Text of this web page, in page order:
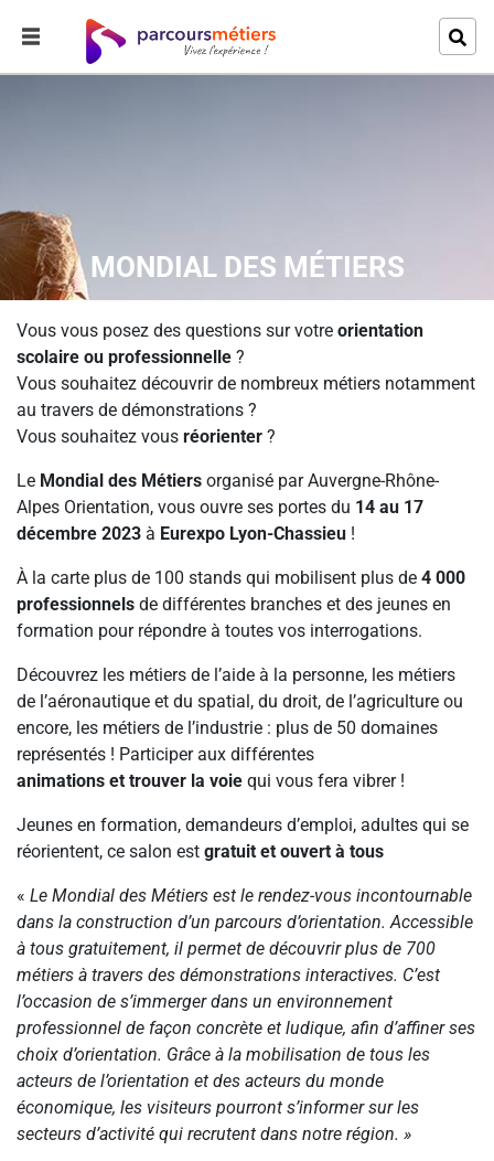
MONDIAL DES MÉTIERS
Vous vous posez des questions sur votre orientation
scolaire ou professionnelle ?
Vous souhaitez découvrir de nombreux métiers notamment
au travers de démonstrations ?
Vous souhaitez vous réorienter ?
Le Mondial des Métiers organisé par Auvergne-Rhône-
Alpes Orientation, vous ouvre ses portes du 14 au 17
décembre 2023 à Eurexpo Lyon-Chassieu !
À la carte plus de 100 stands qui mobilisent plus de 4 000
professionnels de différentes branches et des jeunes en
formation pour répondre à toutes vos interrogations.
Découvrez les métiers de l’aide à la personne, les métiers
de l’aéronautique et du spatial, du droit, de l’agriculture ou
encore, les métiers de l’industrie : plus de 50 domaines
représentés ! Participer aux différentes
animations et trouver la voie qui vous fera vibrer !
Jeunes en formation, demandeurs d’emploi, adultes qui se
réorientent, ce salon est gratuit et ouvert à tous
« Le Mondial des Métiers est le rendez-vous incontournable
dans la construction d’un parcours d’orientation. Accessible
à tous gratuitement, il permet de découvrir plus de 700
métiers à travers des démonstrations interactives. C’est
l’occasion de s’immerger dans un environnement
professionnel de façon concrète et ludique, afin d’affiner ses
choix d’orientation. Grâce à la mobilisation de tous les
acteurs de l’orientation et des acteurs du monde
économique, les visiteurs pourront s’informer sur les
secteurs d’activité qui recrutent dans notre région. »